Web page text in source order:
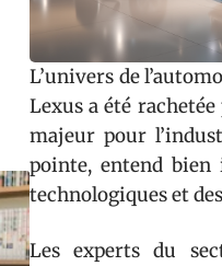
L’univers de
Lexus a été
majeur pour
pointe, entend
technologiques et
Les experts du